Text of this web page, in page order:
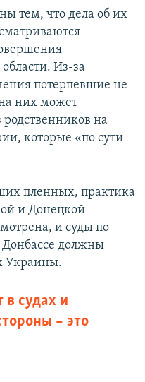
тем, что дела об их
Из-за
потерпевшие не
них может
родственников на
которые «по сути
пленных, практика
и Донецкой
и суды по
должны
Украины.
в судах и
– это